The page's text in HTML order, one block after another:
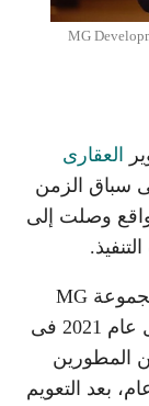
العقارى
أنها نجحت خلال عام 2021 ففى سباق الزمن
وصلت إلى
وقال محمد مطاوع رئيس مجلس إدارة مجموعة MG
Developments، إن المجموعة تمكنت خلال عام 2021 فى
المطورين
بعد التعويم